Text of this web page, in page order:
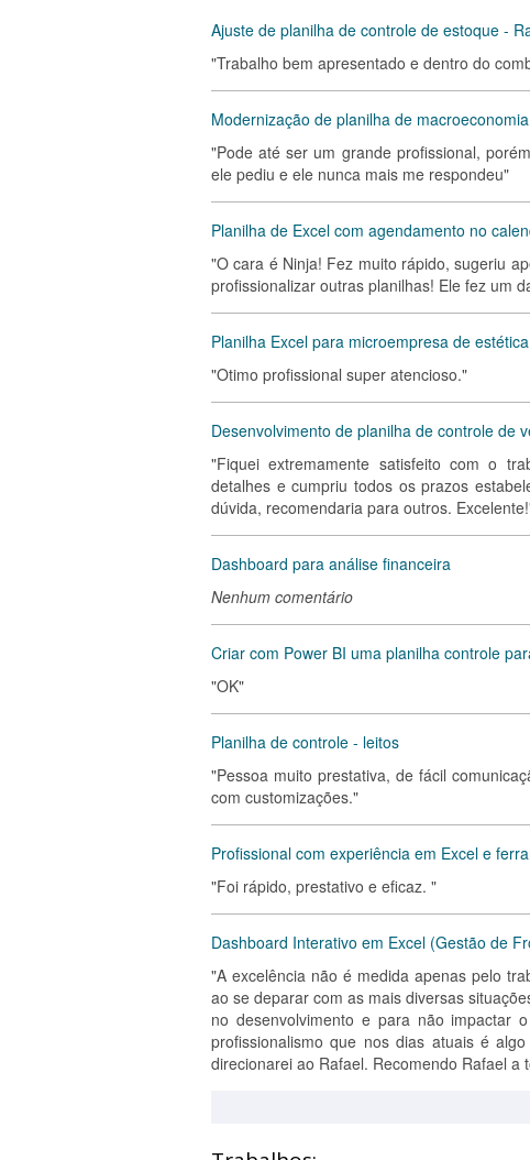
Ajuste de planilha de controle de estoque -
"Trabalho bem apresentado e dentro do
Modernização de planilha de macroeconomia
"Pode até ser um grande profissional,
ele pediu e ele nunca mais me respondeu"
Planilha de Excel com agendamento no
"O cara é Ninja! Fez muito rápido, sugeriu
profissionalizar outras planilhas! Ele fez um
Planilha Excel para microempresa de estética
"Otimo profissional super atencioso."
Desenvolvimento de planilha de controle de
"Fiquei extremamente satisfeito com o
detalhes e cumpriu todos os prazos
dúvida, recomendaria para outros.
Dashboard para análise financeira
Nenhum comentário
Criar com Power BI uma planilha controle
"OK"
Planilha de controle - leitos
"Pessoa muito prestativa, de fácil
com customizações."
Profissional com experiência em Excel e
"Foi rápido, prestativo e eficaz. "
Dashboard Interativo em Excel (Gestão de
"A excelência não é medida apenas pelo
ao se deparar com as mais diversas
no desenvolvimento e para não impactar
profissionalismo que nos dias atuais é
direcionarei ao Rafael. Recomendo Rafael a